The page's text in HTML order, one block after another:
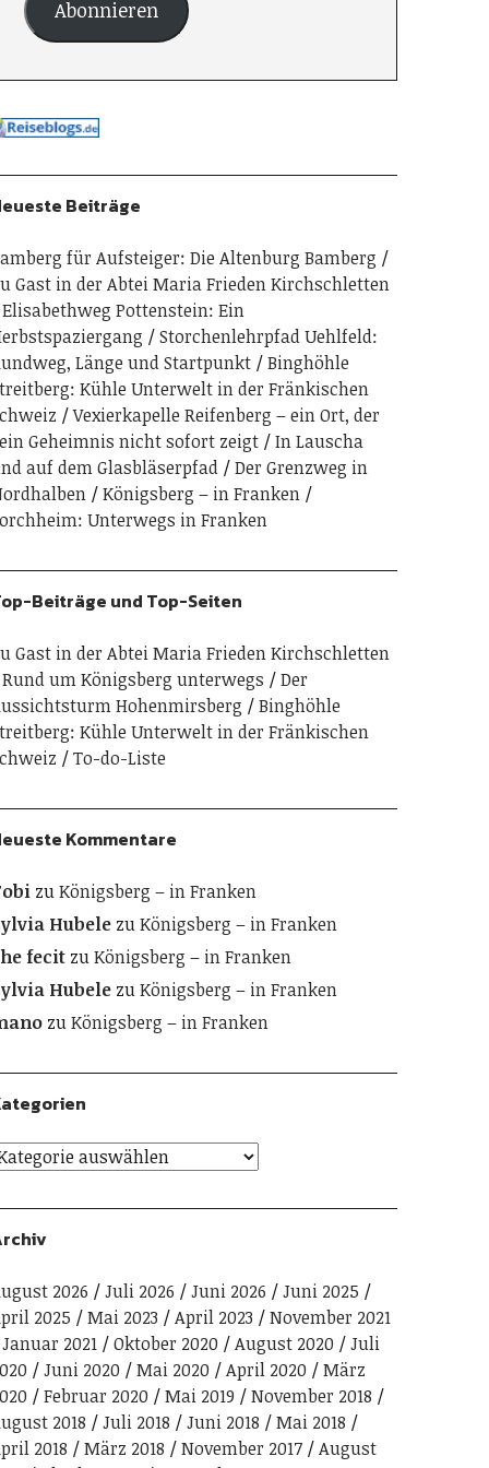
Abonnieren
Beiträge
für Aufsteiger: Die Altenburg Bamberg
Gast in der Abtei Maria Frieden Kirchschletten
Elisabethweg Pottenstein: Ein
Storchenlehrpfad Uehlfeld:
Länge und Startpunkt
Binghöhle
Kühle Unterwelt in der Fränkischen
Vexierkapelle Reifenberg – ein Ort, der
Geheimnis nicht sofort zeigt
In Lauscha
auf dem Glasbläserpfad
Der Grenzweg in
Königsberg – in Franken
Unterwegs in Franken
Beiträge und Top-Seiten
Gast in der Abtei Maria Frieden Kirchschletten
Rund um Königsberg unterwegs
Der
Hohenmirsberg
Binghöhle
Kühle Unterwelt in der Fränkischen
To-do-Liste
Kommentare
zuKönigsberg – in Franken
HubelezuKönigsberg – in Franken
fecitzuKönigsberg – in Franken
HubelezuKönigsberg – in Franken
zuKönigsberg – in Franken
2026 Juli 2026 Juni 2026
Juni 2025
2025
Mai 2023 April 2023
November 2021
Januar 2021
Oktober 2020 August 2020
Juli
Juni 2020 Mai 2020 April 2020
März
Februar 2020 Mai 2019
November 2018
2018
Juli 2018 Juni 2018
Mai 2018
2018
März 2018 November 2017
August